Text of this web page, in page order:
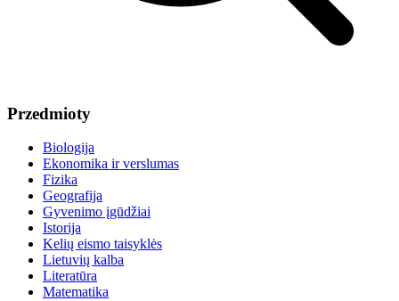
Przedmioty
Biologija
Ekonomika ir verslumas
Fizika
Geografija
Gyvenimo įgūdžiai
Istorija
Kelių eismo taisyklės
Lietuvių kalba
Literatūra
Matematika